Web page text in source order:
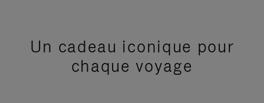
Un cadeau iconique pour
chaque voyage